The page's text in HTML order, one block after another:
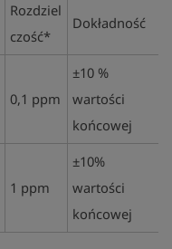
Rozdziel
czość*
Dokładność
0,1 ppm
±10 %
wartości
końcowej
1 ppm
±10%
wartości
końcowej